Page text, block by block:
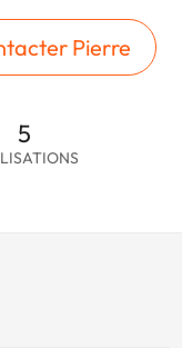
Pierre
5